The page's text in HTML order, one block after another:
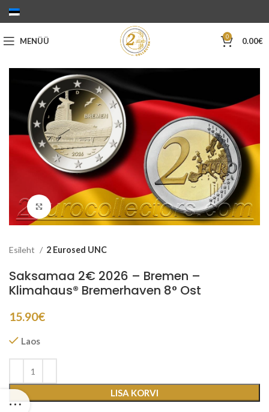
MENÜÜ 0 0.00€
Suurenda
Esileht 2 Eurosed UNC
Saksamaa 2€ 2026 – Bremen –
Klimahaus® Bremerhaven 8° Ost
15.90€
Laos
LISA KORVI